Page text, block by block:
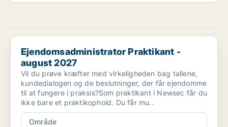
Ejendomsadministrator Praktikant - august 2027
Ejendomsadministrator Praktikant -
august 2027
Vil du prøve kræfter med virkeligheden bag tallene,
kundedialogen og de beslutninger, der får ejendomme
til at fungere i praksis?Som praktikant i Newsec får du
ikke bare et praktikophold. Du får mu..
Område